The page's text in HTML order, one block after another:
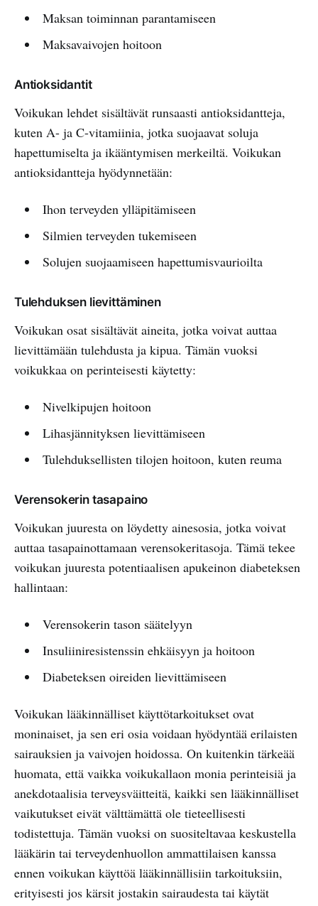
Maksan toiminnan parantamiseen
Maksavaivojen hoitoon
Antioksidantit
Voikukan lehdet sisältävät runsaasti antioksidantteja,
kuten A- ja C-vitamiinia, jotka suojaavat soluja
hapettumiselta ja ikääntymisen merkeiltä. Voikukan
antioksidantteja hyödynnetään:
Ihon terveyden ylläpitämiseen
Silmien terveyden tukemiseen
Solujen suojaamiseen hapettumisvaurioilta
Tulehduksen lievittäminen
Voikukan osat sisältävät aineita, jotka voivat auttaa
lievittämään tulehdusta ja kipua. Tämän vuoksi
voikukkaa on perinteisesti käytetty:
Nivelkipujen hoitoon
Lihasjännityksen lievittämiseen
Tulehduksellisten tilojen hoitoon, kuten reuma
Verensokerin tasapaino
Voikukan juuresta on löydetty ainesosia, jotka voivat
auttaa tasapainottamaan verensokeritasoja. Tämä tekee
voikukan juuresta potentiaalisen apukeinon diabeteksen
hallintaan:
Verensokerin tason säätelyyn
Insuliiniresistenssin ehkäisyyn ja hoitoon
Diabeteksen oireiden lievittämiseen
Voikukan lääkinnälliset käyttötarkoitukset ovat
moninaiset, ja sen eri osia voidaan hyödyntää erilaisten
sairauksien ja vaivojen hoidossa. On kuitenkin tärkeää
huomata, että vaikka voikukallaon monia perinteisiä ja
anekdotaalisia terveysväitteitä, kaikki sen lääkinnälliset
vaikutukset eivät välttämättä ole tieteellisesti
todistettuja. Tämän vuoksi on suositeltavaa keskustella
lääkärin tai terveydenhuollon ammattilaisen kanssa
ennen voikukan käyttöä lääkinnällisiin tarkoituksiin,
erityisesti jos kärsit jostakin sairaudesta tai käytät